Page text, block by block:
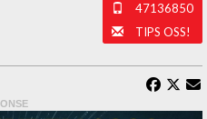
47136850
TIPS OSS!